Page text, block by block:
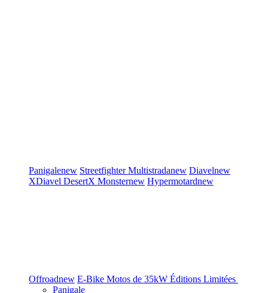
Panigalenew StreetfighterMultistradanew Diavelnew
XDiavel DesertX Monsternew Hypermotardnew
Offroadnew E-Bike Motos de 35kW Éditions Limitées
Panigale